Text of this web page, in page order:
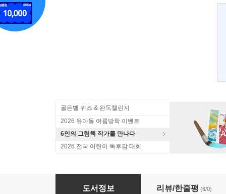
골든벨 퀴즈 & 완독챌린지
2026 유아동 여름방학 이벤트
6인의 그림책 작가를 만나다
2026 전국 어린이 독후감 대회
사계절 생태놀이 · 봄
도서정보 리뷰/한줄평 (6/0)